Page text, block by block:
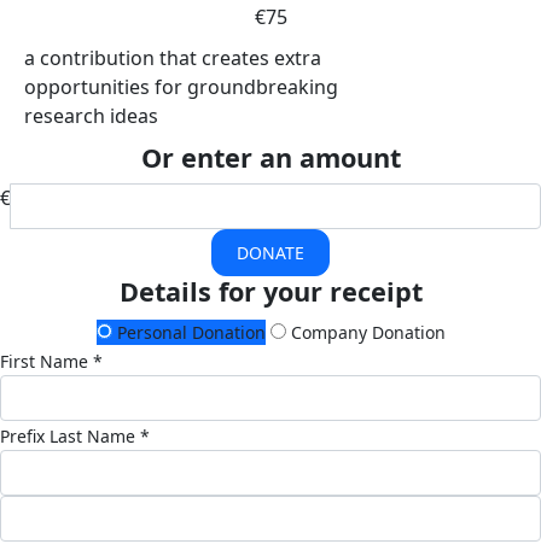
€75
a contribution that creates extra
opportunities for groundbreaking
research ideas
Or enter an amount
€
DONATE
Details for your receipt
Personal Donation
Company Donation
First Name *
Prefix Last Name *